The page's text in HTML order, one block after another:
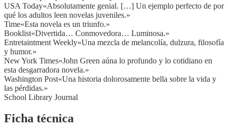
USA Today«Absolutamente genial. […] Un ejemplo perfecto de por
qué los adultos leen novelas juveniles.»
Time«Esta novela es un triunfo.»
Booklist«Divertida… Conmovedora… Luminosa.»
Entretaintment Weekly«Una mezcla de melancolía, dulzura, filosofía
y humor.»
New York Times«John Green aúna lo profundo y lo cotidiano en
esta desgarradora novela.»
Washington Post«Una historia dolorosamente bella sobre la vida y
las pérdidas.»
School Library Journal
Ficha técnica